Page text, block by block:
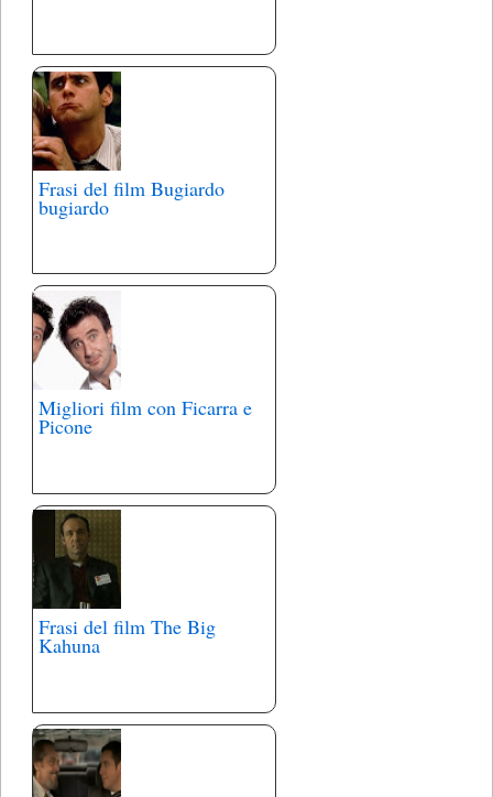
Frasi del film Bugiardo
bugiardo
Migliori film con Ficarra e
Picone
Frasi del film The Big
Kahuna